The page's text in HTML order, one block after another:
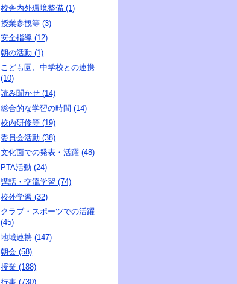
校舎内外環境整備 (1)
授業参観等 (3)
安全指導 (12)
朝の活動 (1)
こども園、中学校との連携
(10)
読み聞かせ (14)
総合的な学習の時間 (14)
校内研修等 (19)
委員会活動 (38)
文化面での発表・活躍 (48)
PTA活動 (24)
講話・交流学習 (74)
校外学習 (32)
クラブ・スポーツでの活躍
(45)
地域連携 (147)
朝会 (58)
授業 (188)
行事 (730)